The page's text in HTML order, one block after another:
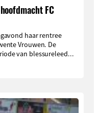
FC
haar rentree
Vrouwen. De
van blessureleed...